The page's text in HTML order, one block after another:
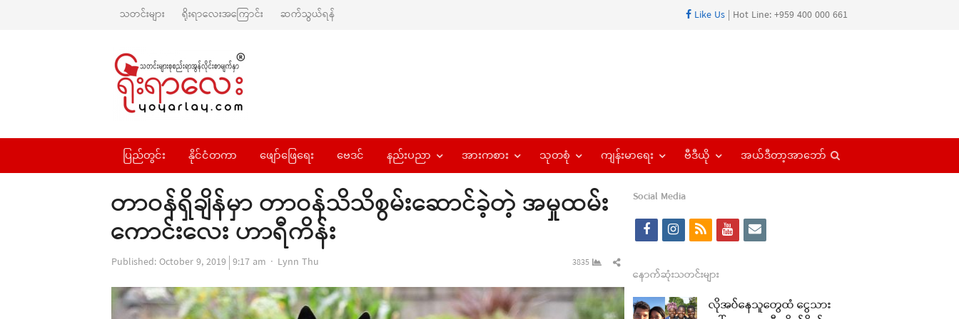
သတင်းများ ရိုးရာလေးအကြောင်း ဆက်သွယ်ရန် Like Us | Hot Line: +959 400 000 661
ပြည်တွင်း နိုင်ငံတကာ ဖျော်ဖြေရေး ဗေဒင် နည်းပညာ အားကစား သုတစုံ ကျန်းမာရေး ဗီဒီယို အယ်ဒီတာ့အာဘော်
တာဝန်ရှိချိန်မှာ တာဝန်သိသိစွမ်းဆောင်ခဲ့တဲ့ အမှုထမ်း
ကောင်းလေး ဟာရီကိန်း
Published:October 9, 2019 9:17 am Author
Lynn Thu 3835
Share
this
post
Social Media
f
c
e
i
s
t
r
s
y
t
e
i
နောက်ဆုံးသတင်းများ
လိုအပ်နေသူတွေထံ ငွေသား